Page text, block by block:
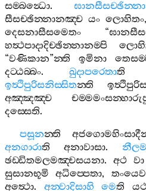
සම‍්බන්‍ධො.
සීසච‍්ඡින‍්නානඤ‍්ච යං ලොහිතං
දෙසනාසීසමෙතං “
හත්‍ථපාදාදිච‍්ඡින‍්නානම‍්පි
“වණිකාන”න‍්ති ඉමිනා
දට‍්ඨබ‍්බං.ඛුදාපරෙතාති
ඉත්‍ථිපුරිසනිස‍්සිතන‍්ති
අඤ‍්ඤඤ‍්ච
දස‍්සෙති.
පසූනන‍්ති
අනගාරාති අනාවාසා.
ඡඩ‍්ඩිතමලමඤ‍්චසයනා. අථ වා
සුසානභූමි
අධිප‍්පෙතා, තංයෙව
අත්‍ථො. අන‍්වාදිසාහි මෙති